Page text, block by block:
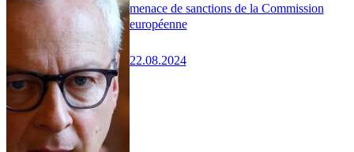
menace de sanctions de la Commission
européenne
22.08.2024